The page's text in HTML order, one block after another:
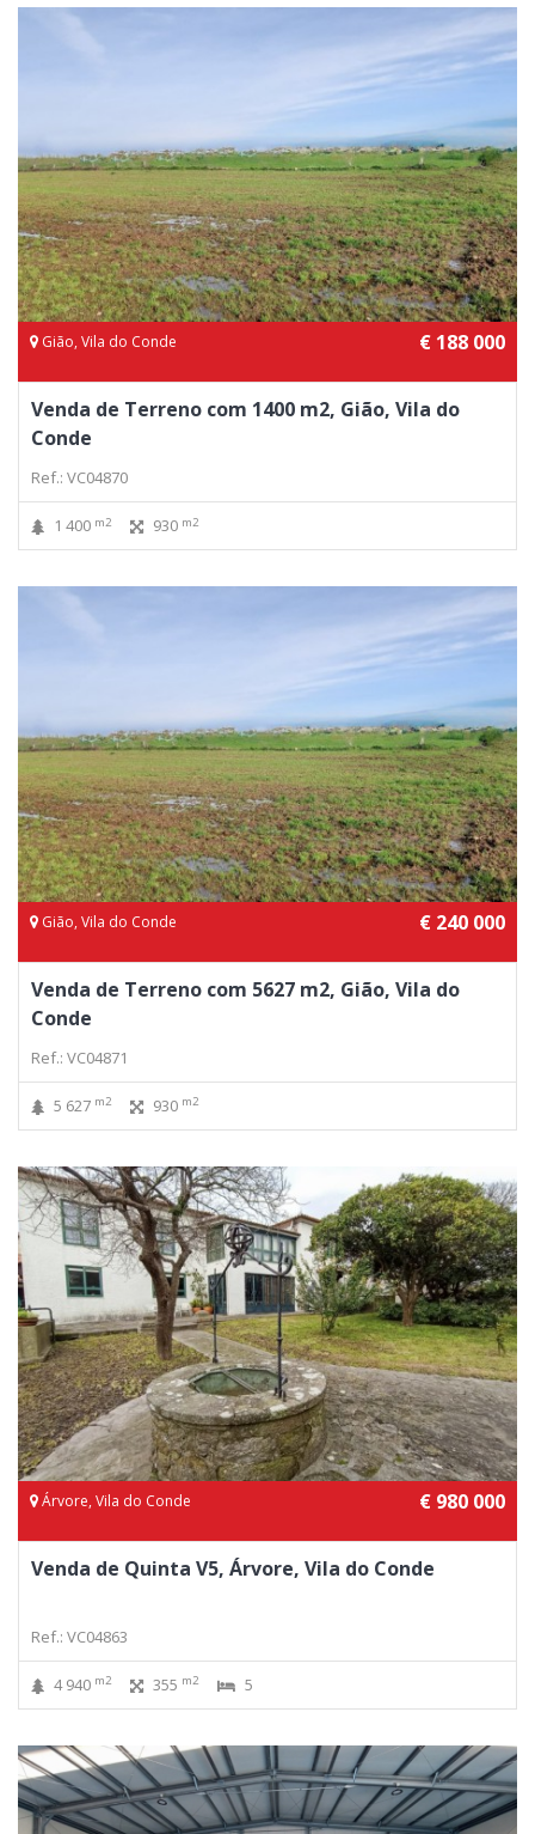
Gião, Vila do Conde € 188 000
Venda de Terreno com 1400 m2, Gião, Vila do
Conde
Ref.: VC04870
1 400 m2 930 m2
Gião, Vila do Conde € 240 000
Venda de Terreno com 5627 m2, Gião, Vila do
Conde
Ref.: VC04871
5 627 m2 930 m2
Árvore, Vila do Conde € 980 000
Venda de Quinta V5, Árvore, Vila do Conde
Ref.: VC04863
4 940 m2 355 m2 5